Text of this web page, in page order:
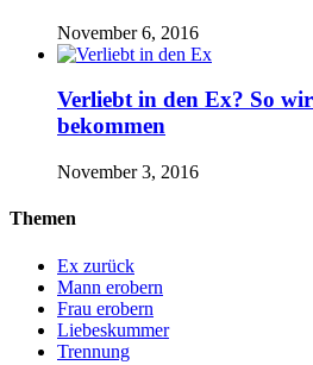
November 6, 2016
Verliebt in den Ex? So
bekommen
November 3, 2016
Themen
Ex zurück
Mann erobern
Frau erobern
Liebeskummer
Trennung